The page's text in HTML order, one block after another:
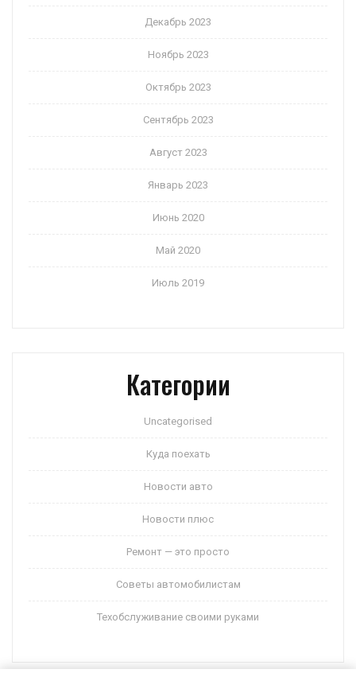
Декабрь 2023
Ноябрь 2023
Октябрь 2023
Сентябрь 2023
Август 2023
Январь 2023
Июнь 2020
Май 2020
Июль 2019
Категории
Uncategorised
Куда поехать
Новости авто
Новости плюс
Ремонт — это просто
Советы автомобилистам
Техобслуживание своими руками